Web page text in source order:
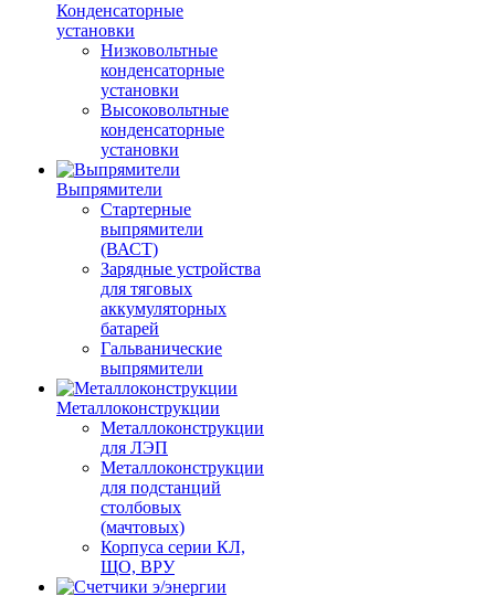
Конденсаторные
установки
Низковольтные
конденсаторные
установки
Высоковольтные
конденсаторные
установки
Выпрямители
Стартерные
выпрямители
(ВАСТ)
Зарядные устройства
для тяговых
аккумуляторных
батарей
Гальванические
выпрямители
Металлоконструкции
Металлоконструкции
для ЛЭП
Металлоконструкции
для подстанций
столбовых
(мачтовых)
Корпуса серии КЛ,
ЩО, ВРУ